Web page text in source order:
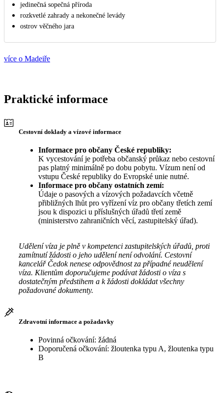
jedinečná sopečná příroda
rozkvetlé zahrady a nekonečné levády
ostrov věčného jara
více o Madeiře
Praktické informace
Cestovní doklady a vízové informace
Informace pro občany České republiky:
K vycestování je potřeba občanský průkaz nebo cestovní
pas platný minimálně po dobu pobytu. Vízum není od
vstupu České republiky do Evropské unie nutné.
Informace pro občany ostatních zemí:
Údaje o pasových a vízových požadavcích včetně
přibližných lhůt pro vyřízení víz pro občany třetích zemí
jsou k dispozici u příslušných úřadů třetí země
(ministerstvo zahraničních věcí, zastupitelský úřad).
Udělení víza je plně v kompetenci zastupitelských úřadů, proti
zamítnutí žádosti o jeho udělení není odvolání. Cestovní
kancelář Čedok nenese odpovědnost za případné neudělení
víza. Klientům doporučujeme podávat žádosti o víza s
dostatečným předstihem a k žádosti dokládat všechny
požadované dokumenty.
Zdravotní informace a požadavky
Povinná očkování: žádná
Doporučená očkování: žloutenka typu A, žloutenka typu
B